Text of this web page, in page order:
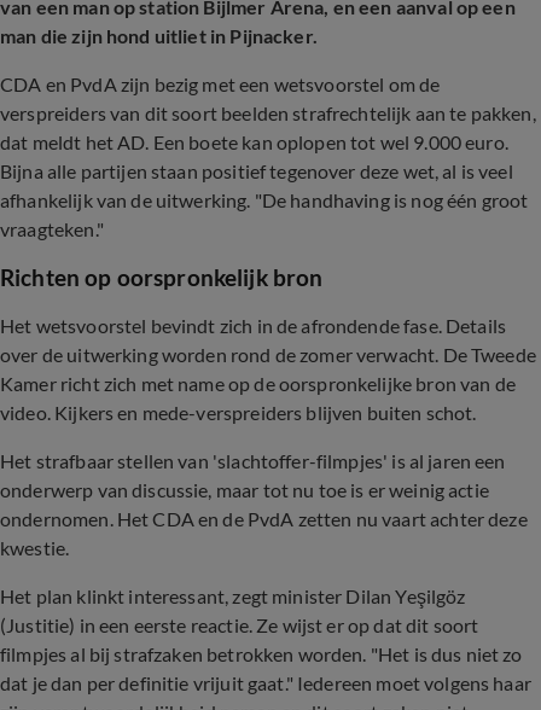
van een man op station Bijlmer Arena, en een aanval op een
man die zijn hond uitliet in Pijnacker.
CDA en PvdA zijn bezig met een wetsvoorstel om de
verspreiders van dit soort beelden strafrechtelijk aan te pakken,
dat meldt het AD. Een boete kan oplopen tot wel 9.000 euro.
Bijna alle partijen staan positief tegenover deze wet, al is veel
afhankelijk van de uitwerking. "De handhaving is nog één groot
vraagteken."
Richten op oorspronkelijk bron
Het wetsvoorstel bevindt zich in de afrondende fase. Details
over de uitwerking worden rond de zomer verwacht. De Tweede
Kamer richt zich met name op de oorspronkelijke bron van de
video. Kijkers en mede-verspreiders blijven buiten schot.
Het strafbaar stellen van 'slachtoffer-filmpjes' is al jaren een
onderwerp van discussie, maar tot nu toe is er weinig actie
ondernomen. Het CDA en de PvdA zetten nu vaart achter deze
kwestie.
Het plan klinkt interessant, zegt minister Dilan Yeşilgöz
(Justitie) in een eerste reactie. Ze wijst er op dat dit soort
filmpjes al bij strafzaken betrokken worden. "Het is dus niet zo
dat je dan per definitie vrijuit gaat." Iedereen moet volgens haar